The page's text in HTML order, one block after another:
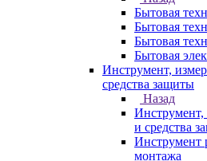
Бытовая
Бытовая
Бытовая
Бытовая
Инструмент,
средства защиты
Назад
и средства
Инструмент
монтажа